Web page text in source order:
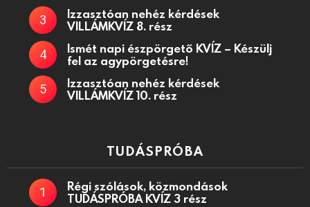
Izzasztóan nehéz kérdések
VILLÁMKVÍZ 8. rész
Ismét napi észpörgető KVÍZ – Készülj
fel az agypörgetésre!
Izzasztóan nehéz kérdések
VILLÁMKVÍZ 10. rész
TUDÁSPRÓBA
Régi szólások, közmondások
TUDÁSPRÓBA KVÍZ 3 rész